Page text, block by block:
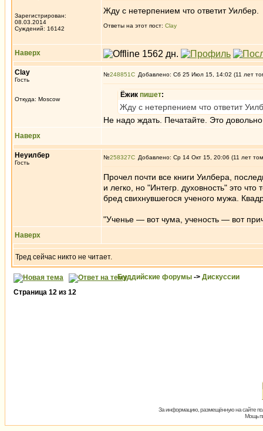
Зарегистрирован:
08.03.2014
Суждений: 16142
Жду с нетерпением что ответит Уилбер.
Ответы на этот пост: Clay
Наверх
Clay
Гость
Откуда: Moscow
№248851 Добавлено: Сб 25 Июл 15, 14:02 (11 лет
Ёжик пишет:
Жду с нетерпением что ответит
Не надо ждать. Печатайте. Это
Наверх
Неуилбер
Гость
№258327 Добавлено: Ср 14 Окт 15, 20:06 (11 лет
Прочел почти все книги Уилбера,
и легко, но "Интегр. духовность" это
бред свихнувшегося ученого мужа.
"Ученье — вот чума, ученость — вот
Наверх
Тред сейчас никто не читает.
Буддийские форумы -> Дискуссии
Страница 12 из 12
За информацию, размещённую на сайте
Мощь